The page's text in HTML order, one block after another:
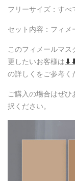
フリーサイズ：すべ
セット内容：フィメ
このフィメールマ
更したいお客様は
の詳しくをご参考く
ご購入の場合はぜ
択ください。